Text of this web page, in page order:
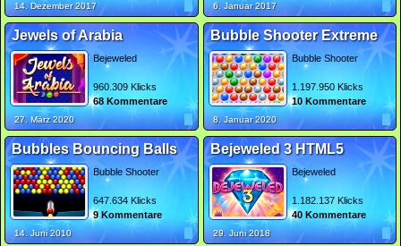
14. Dezember 2017 6. Januar 2017
Jewels of Arabia
Bejeweled
960.309 Klicks
68 Kommentare
27. März 2020
Bubble Shooter Extreme
Bubble Shooter
1.197.950 Klicks
10 Kommentare
8. Januar 2020
Bubbles Bouncing Balls
Bubble Shooter
647.634 Klicks
9 Kommentare
14. Juni 2010
Bejeweled 3 HTML5
Bejeweled
1.182.137 Klicks
40 Kommentare
29. Juni 2018